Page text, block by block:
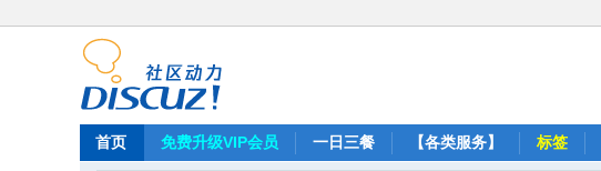
首页 免费升级VIP会员 一日三餐 【各类服务】 标签